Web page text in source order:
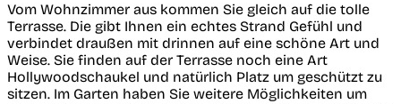
Vom Wohnzimmer aus kommen Sie gleich auf die tolle
Terrasse. Die gibt Ihnen ein echtes Strand Gefühl und
verbindet draußen mit drinnen auf eine schöne Art und
Weise. Sie finden auf der Terrasse noch eine Art
Hollywoodschaukel und natürlich Platz um geschützt zu
sitzen. Im Garten haben Sie weitere Möglichkeiten um